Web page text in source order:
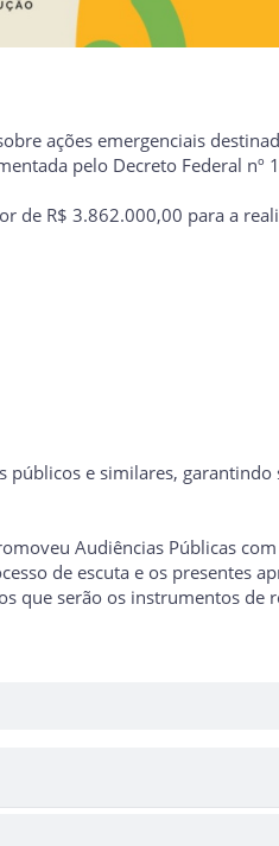
ações emergenciais
pelo Decreto Federal
de R$ 3.862.000,00 para a
públicos e similares,
Audiências Públicas
de escuta e os presentes
que serão os instrumentos de